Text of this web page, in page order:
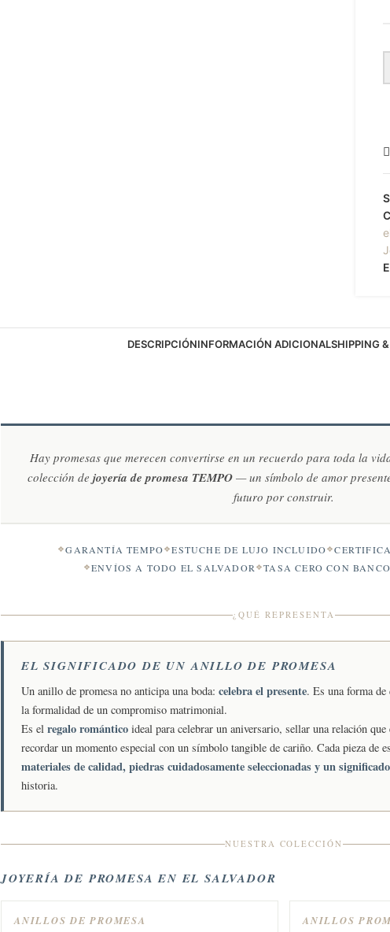
DESCRIPCIÓNINFORMACIÓN ADICIONALSHIPPING
Hay promesas que merecen convertirse en un recuerdo para toda la
colección de joyería de promesa TEMPO — un símbolo de amor
futuro por construir.
GARANTÍA TEMPO ESTUCHE DE LUJO INCLUIDO
ENVÍOS A TODO EL SALVADOR
TASA CERO CON
¿QUÉ REPRESENTA
EL SIGNIFICADO DE UN ANILLO DE PROMESA
Un anillo de promesa no anticipa una boda: celebra el presente. Es una forma
la formalidad de un compromiso matrimonial.
Es el regalo romántico ideal para celebrar un aniversario, sellar una relación
recordar un momento especial con un símbolo tangible de cariño. Cada pieza de
materiales de calidad, piedras cuidadosamente seleccionadas y un
historia.
NUESTRA COLECCIÓN
JOYERÍA DE PROMESA EN EL SALVADOR
ANILLOS DE PROMESA
ANILLOS